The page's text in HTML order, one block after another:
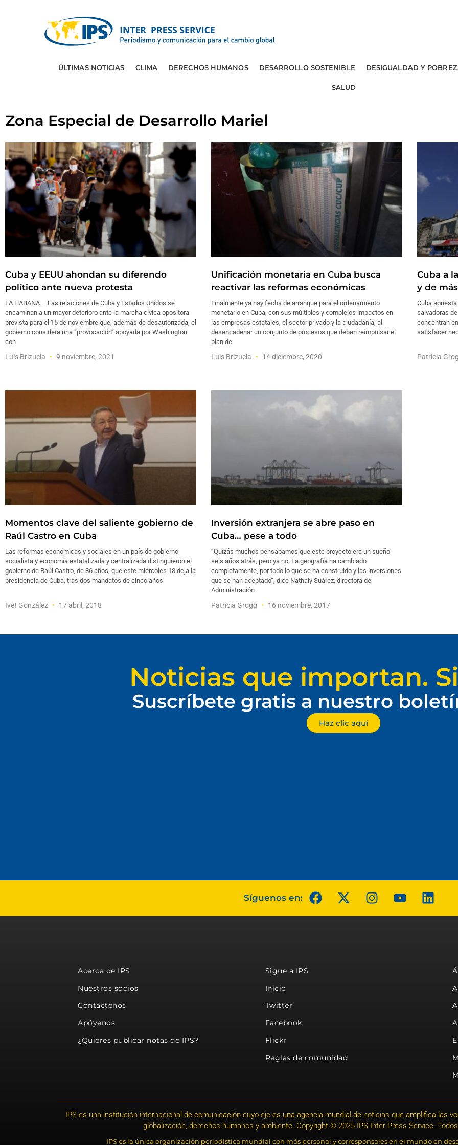
ÚLTIMAS NOTICIAS CLIMA DERECHOS HUMANOS DESARROLLO SOSTENIBLE DESIGUALDAD Y
SALUD
Zona Especial de Desarrollo Mariel
Cuba y EEUU ahondan su diferendo
político ante nueva protesta
LA HABANA – Las relaciones de Cuba y Estados Unidos se
encaminan a un mayor deterioro ante la marcha cívica opositora
prevista para el 15 de noviembre que, además de desautorizada, el
gobierno considera una “provocación” apoyada por Washington
con
Luis Brizuela 9 noviembre, 2021
Unificación monetaria en Cuba busca
reactivar las reformas económicas
Finalmente ya hay fecha de arranque para el ordenamiento
monetario en Cuba, con sus múltiples y complejos impactos en
las empresas estatales, el sector privado y la ciudadanía, al
desencadenar un conjunto de procesos que deben reimpulsar el
plan de
Luis Brizuela 14 diciembre, 2020
Cuba a
y de
Cuba
salvadoras
concentran
satisfacer
Patricia
Momentos clave del saliente gobierno de
Raúl Castro en Cuba
Las reformas económicas y sociales en un país de gobierno
socialista y economía estatalizada y centralizada distinguieron el
gobierno de Raúl Castro, de 86 años, que este miércoles 18 deja la
presidencia de Cuba, tras dos mandatos de cinco años
Ivet González 17 abril, 2018
Inversión extranjera se abre paso en
Cuba… pese a todo
“Quizás muchos pensábamos que este proyecto era un sueño
seis años atrás, pero ya no. La geografía ha cambiado
completamente, por todo lo que se ha construido y las inversiones
que se han aceptado”, dice Nathaly Suárez, directora de
Administración
Patricia Grogg 16 noviembre, 2017
Noticias que importan.
Suscríbete gratis a nuestro
Haz clic aquí
Síguenos en:
Acerca de IPS
Nuestros socios
Contáctenos
Apóyenos
¿Quieres publicar notas de IPS?
Sigue a IPS
Inicio
Twitter
Facebook
Flickr
Reglas de comunidad
IPS es una institución internacional de comunicación cuyo eje es una agencia mundial de noticias que amplifica las
globalización, derechos humanos y ambiente. Copyright © 2025 IPS-Inter Press Service.
IPS es la única organización periodística mundial con más personal y corresponsales en el mundo en